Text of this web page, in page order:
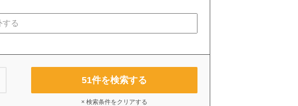
51件を検索する
× 検索条件をクリアする